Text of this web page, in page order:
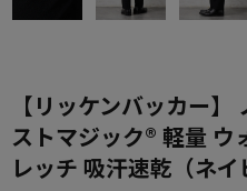
【リッケンバッカー
ストマジック® 軽量 ウ
レッチ 吸汗速乾（ネイ